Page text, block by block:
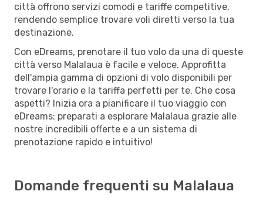
città offrono servizi comodi e tariffe competitive,
rendendo semplice trovare voli diretti verso la tua
destinazione.
Con eDreams, prenotare il tuo volo da una di queste
città verso Malalaua è facile e veloce. Approfitta
dell'ampia gamma di opzioni di volo disponibili per
trovare l'orario e la tariffa perfetti per te. Che cosa
aspetti? Inizia ora a pianificare il tuo viaggio con
eDreams: preparati a esplorare Malalaua grazie alle
nostre incredibili offerte e a un sistema di
prenotazione rapido e intuitivo!
Domande frequenti su Malalaua